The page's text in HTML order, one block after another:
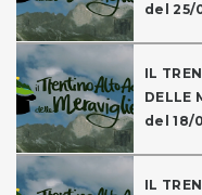
del 25/
IL
DELLE
del 18/
IL